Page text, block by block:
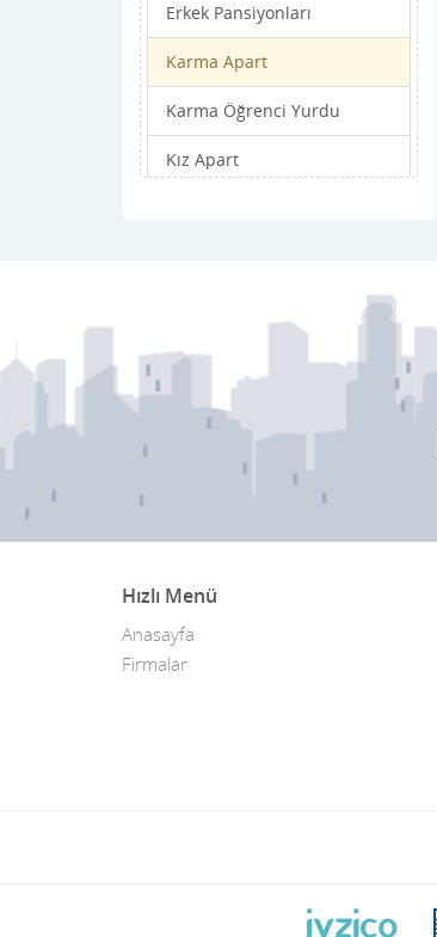
Tufanbeyli
Yumurtalık
Yüreğir
Erkek Pansiyonları
Karma Apart
Karma Öğrenci Yurdu
Kız Apart
Hızlı Menü
Anasayfa
Firmalar